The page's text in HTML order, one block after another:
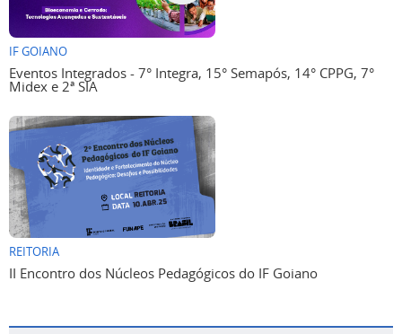
IF GOIANO
Eventos Integrados - 7° Integra, 15° Semapós, 14° CPPG, 7°
Midex e 2ª SIA
REITORIA
II Encontro dos Núcleos Pedagógicos do IF Goiano